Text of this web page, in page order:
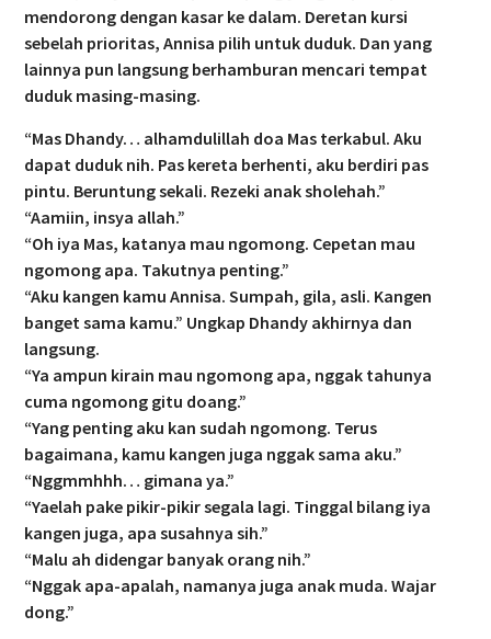
mendorong dengan kasar ke dalam. Deretan kursi
sebelah prioritas, Annisa pilih untuk duduk. Dan yang
lainnya pun langsung berhamburan mencari tempat
duduk masing-masing.
“Mas Dhandy… alhamdulillah doa Mas terkabul. Aku
dapat duduk nih. Pas kereta berhenti, aku berdiri pas
pintu. Beruntung sekali. Rezeki anak sholehah.”
“Aamiin, insya allah.”
“Oh iya Mas, katanya mau ngomong. Cepetan mau
ngomong apa. Takutnya penting.”
“Aku kangen kamu Annisa. Sumpah, gila, asli. Kangen
banget sama kamu.” Ungkap Dhandy akhirnya dan
langsung.
“Ya ampun kirain mau ngomong apa, nggak tahunya
cuma ngomong gitu doang.”
“Yang penting aku kan sudah ngomong. Terus
bagaimana, kamu kangen juga nggak sama aku.”
“Nggmmhhh… gimana ya.”
“Yaelah pake pikir-pikir segala lagi. Tinggal bilang iya
kangen juga, apa susahnya sih.”
“Malu ah didengar banyak orang nih.”
“Nggak apa-apalah, namanya juga anak muda. Wajar
dong.”